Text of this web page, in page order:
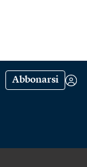
Abbonarsi